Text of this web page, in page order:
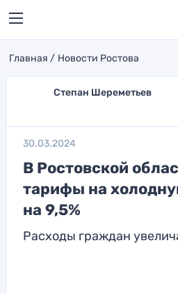
Главная Новости Ростова
Степан Шереметьев
30.03.2024
В Ростовской
тарифы на
на 9,5%
Расходы граждан